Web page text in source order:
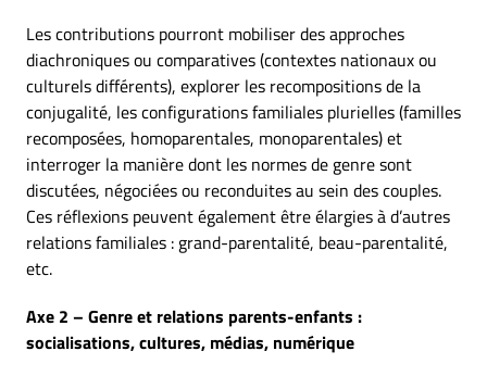
Les contributions pourront mobiliser des approches
diachroniques ou comparatives (contextes nationaux ou
culturels différents), explorer les recompositions de la
conjugalité, les configurations familiales plurielles (familles
recomposées, homoparentales, monoparentales) et
interroger la manière dont les normes de genre sont
discutées, négociées ou reconduites au sein des couples.
Ces réflexions peuvent également être élargies à d’autres
relations familiales : grand-parentalité, beau-parentalité,
etc.
Axe 2 – Genre et relations parents-enfants :
socialisations, cultures, médias, numérique